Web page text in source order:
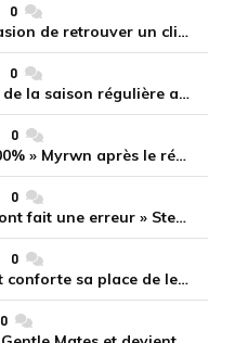
0commentaires
« Ce succès nous donne l'occasion de retrouver un climat beaucoup plus positif » Ryu et Canyon soulagés après la victoire de Gen.G sur HLE
0commentaires
LFL Summer Split 2026 : bilan de la saison régulière avec Solary en tête
0commentaires
« J'ai décidé de m'investir à 100% » Myrwn après le réveil de Movistar KOI face à Fnatic
0commentaires
« Je veux juste prouver qu'ils ont fait une erreur » Stend se confie sur son mercato chaotique et ses ambitions avec Shifters
0commentaires
T1 brise l'élan de Dplus KIA et conforte sa place de leader en LCK 2026 Rounds 3-4
0commentaires